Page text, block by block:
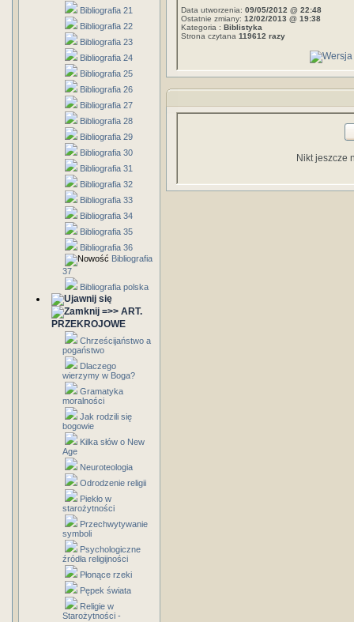
Bibliografia 21
Bibliografia 22
Bibliografia 23
Bibliografia 24
Bibliografia 25
Bibliografia 26
Bibliografia 27
Bibliografia 28
Bibliografia 29
Bibliografia 30
Bibliografia 31
Bibliografia 32
Bibliografia 33
Bibliografia 34
Bibliografia 35
Bibliografia 36
Bibliografia
37
Bibliografia polska
=>> ART.
PRZEKROJOWE
Chrześcijaństwo a
pogaństwo
Dlaczego
wierzymy w Boga?
Gramatyka
moralności
Jak rodzili się
bogowie
Kilka słów o New
Age
Neuroteologia
Odrodzenie religii
Piekło w
starożytności
Przechwytywanie
symboli
Psychologiczne
źródła religijności
Płonące rzeki
Pępek świata
Religie w
Starożytności -
Data utworzenia: 09/05/2012 @ 22:48
Ostatnie zmiany: 12/02/2013 @ 19:38
Kategoria : Biblistyka
Strona czytana 119612 razy
Nikt jeszcze